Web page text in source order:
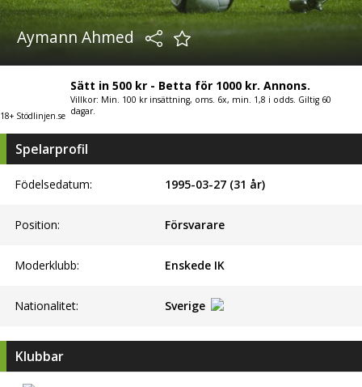
Aymann Ahmed
18+ Stödlinjen.se
Sätt in 500 kr - Betta för 1000 kr. Annons.
Villkor: Min. 100 kr insättning, oms. 6x, min. 1,8 i odds. Giltig 60
dagar.
Spelarprofil
Födelsedatum: 1995-03-27 (31 år)
Position: Försvarare
Moderklubb: Enskede IK
Nationalitet: Sverige
Klubbar